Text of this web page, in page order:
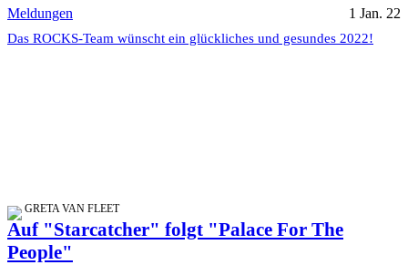
Meldungen 1 Jan. 22
Das ROCKS-Team wünscht ein glückliches und gesundes 2022!
GRETA VAN FLEET
Auf "Starcatcher" folgt "Palace For The
People"